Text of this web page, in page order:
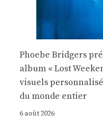
Phoebe Bridgers
album « Lost
visuels
du monde entier
6 août 2026